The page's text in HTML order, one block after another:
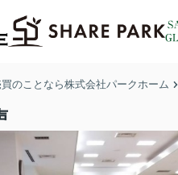
のことなら株式会社パークホーム